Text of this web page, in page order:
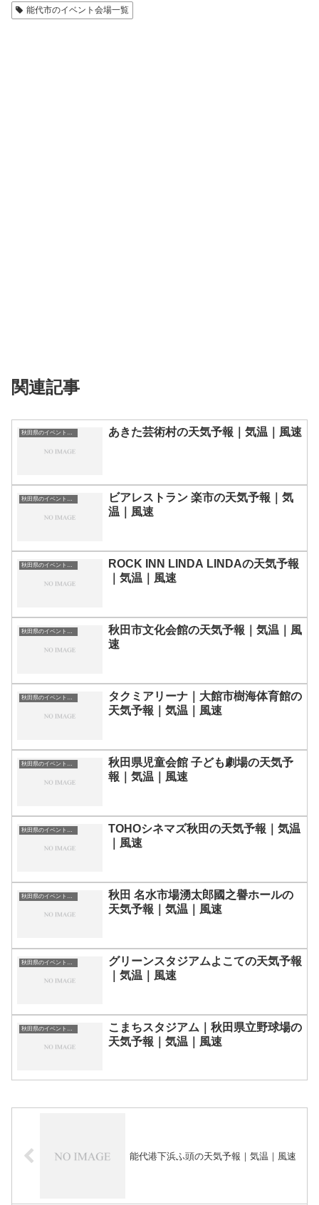
能代市のイベント会場一覧
関連記事
秋田県のイベント会場一覧 あきた芸術村の天気予報｜気温｜風速
秋田県のイベント会場一覧
ビアレストラン 楽市の天気予報｜気
温｜風速
秋田県のイベント会場一覧
ROCK INN LINDA LINDAの天気予報
｜気温｜風速
秋田県のイベント会場一覧
秋田市文化会館の天気予報｜気温｜風
速
秋田県のイベント会場一覧
タクミアリーナ｜大館市樹海体育館の
天気予報｜気温｜風速
秋田県のイベント会場一覧
秋田県児童会館 子ども劇場の天気予
報｜気温｜風速
秋田県のイベント会場一覧
TOHOシネマズ秋田の天気予報｜気温
｜風速
秋田 名水市場湧太郎國之譽ホールの
天気予報｜気温｜風速
グリーンスタジアムよこての天気予報
｜気温｜風速
こまちスタジアム｜秋田県立野球場の
天気予報｜気温｜風速
能代港下浜ふ頭の天気予報｜気温｜風速